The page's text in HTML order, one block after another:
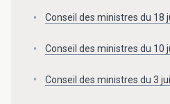
Conseil des ministres du 18
Conseil des ministres du 10
Conseil des ministres du 3